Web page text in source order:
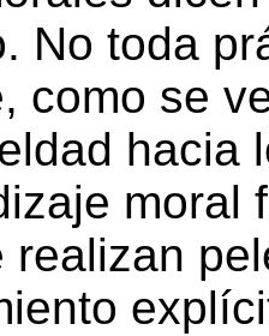
No toda
como se
hacia
moral
realizan